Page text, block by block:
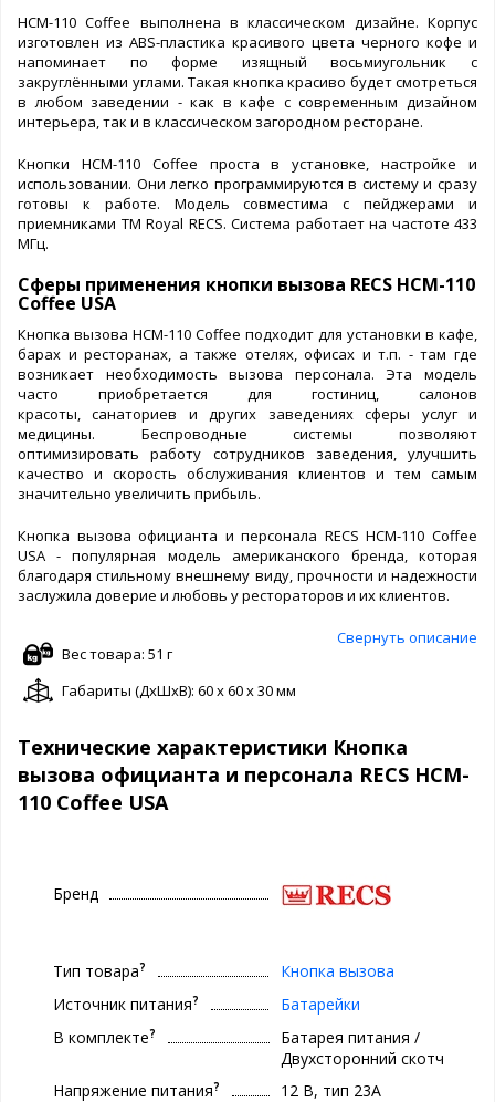
HCM-110 Coffee выполнена в классическом дизайне. Корпус
изготовлен из ABS-пластика красивого цвета черного кофе и
напоминает по форме изящный восьмиугольник с
закруглёнными углами. Такая кнопка красиво будет смотреться
в любом заведении - как в кафе с современным дизайном
интерьера, так и в классическом загородном ресторане.
Кнопки HCM-110 Coffee проста в установке, настройке и
использовании. Они легко программируются в систему и сразу
готовы к работе. Модель совместима с пейджерами и
приемниками ТМ Royal RECS. Система работает на частоте 433
МГц.
Сферы применения кнопки вызова RECS HCM-110
Coffee USA
Кнопка вызова HCM-110 Coffee подходит для установки в кафе,
барах и ресторанах, а также отелях, офисах и т.п. - там где
возникает необходимость вызова персонала. Эта модель
часто приобретается для гостиниц, салонов
красоты, санаториев и других заведениях сферы услуг и
медицины. Беспроводные системы позволяют
оптимизировать работу сотрудников заведения, улучшить
качество и скорость обслуживания клиентов и тем самым
значительно увеличить прибыль.
Кнопка вызова официанта и персонала RECS HCM-110 Coffee
USA - популярная модель американского бренда, которая
благодаря стильному внешнему виду, прочности и надежности
заслужила доверие и любовь у рестораторов и их клиентов.
Свернуть описание
Вес товара: 51 г
Габариты (ДxШxВ): 60 x 60 x 30 мм
Технические характеристики Кнопка
вызова официанта и персонала RECS HCM-
110 Coffee USA
Бренд
Тип товара?
Кнопка вызова
Источник питания?
Батарейки
В комплекте?
Батарея питания /
Двухсторонний скотч
Напряжение питания?
12 В, тип 23A